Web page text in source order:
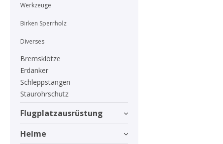
Werkzeuge
Birken Sperrholz
Diverses
Bremsklötze
Erdanker
Schleppstangen
Staurohrschutz
Flugplatzausrüstung
Helme